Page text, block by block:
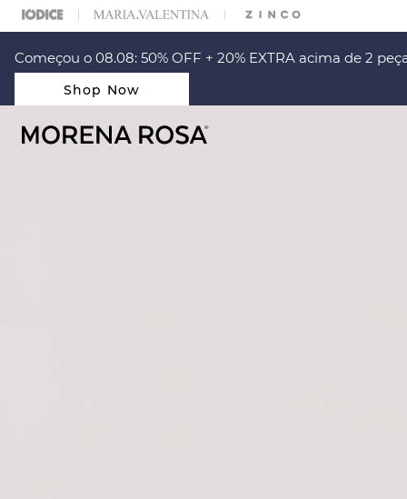
ESCOLHER SEU LOOK?FALE COM NOSSA PERSONAL SHOPPER.
Começou o 08.08: 50% OFF + 20% EXTRA acima de 2
Shop Now